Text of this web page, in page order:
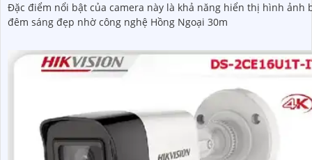
Đặc điểm nổi bật của camera này là khả năng hiển thị hình ảnh
đêm sáng đẹp nhờ công nghệ Hồng Ngoại 30m